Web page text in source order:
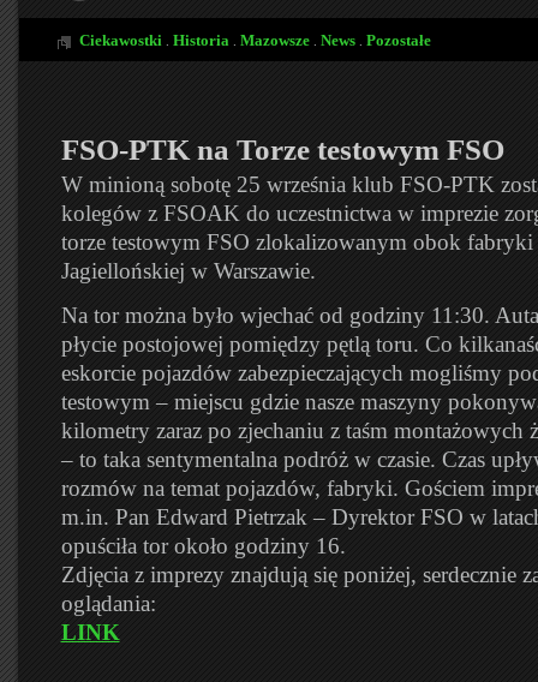
Ciekawostki Historia Mazowsze. News. Pozostałe
FSO-PTK na Torze testowym FSO
W minioną sobotę 25 września klub FSO-PTK
kolegów z FSOAK do uczestnictwa w imprezie
torze testowym FSO zlokalizowanym obok
Jagiellońskiej w Warszawie.
Na tor można było wjechać od godziny 11:30.
płycie postojowej pomiędzy pętlą toru. Co
eskorcie pojazdów zabezpieczających mogliśmy
testowym – miejscu gdzie nasze maszyny
kilometry zaraz po zjechaniu z taśm montażowych
– to taka sentymentalna podróż w czasie. Czas
rozmów na temat pojazdów, fabryki. Gościem
m.in. Pan Edward Pietrzak – Dyrektor FSO w
opuściła tor około godziny 16.
Zdjęcia z imprezy znajdują się poniżej, serdecznie
oglądania:
LINK